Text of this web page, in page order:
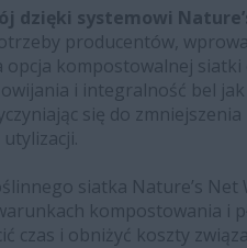
dzięki systemowi
producentów,
opcja kompostowalnej
i integralność bel
się do
siatka Nature’s
kompostowania i
czas i obniżyć koszty